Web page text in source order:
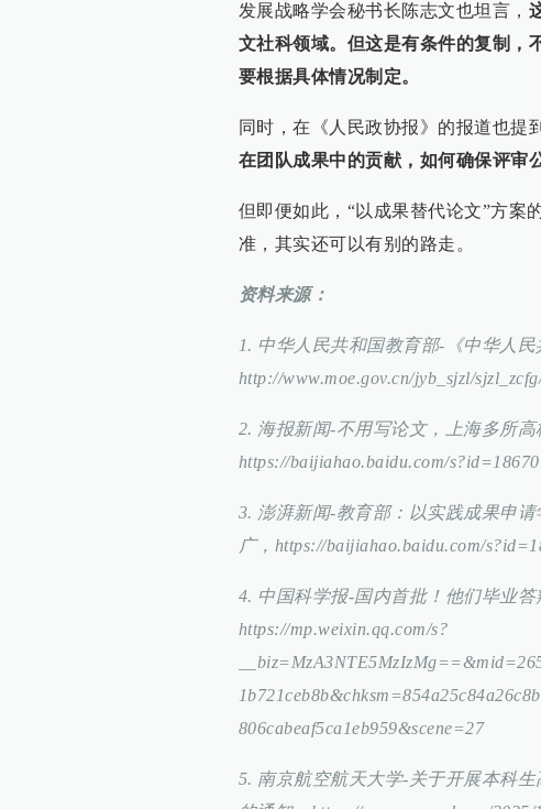
发展战略学会秘书长陈志文也坦言，
文社科领域。但这是有条件的复制，
要根据具体情况制定。
同时，在《人民政协报》的报道也提
在团队成果中的贡献，如何确保评审
但即便如此，“以成果替代论文”方案
准，其实还可以有别的路走。
资料来源：
1. 中华人民共和国教育部-《中华人民
http://www.moe.gov.cn/jyb_sjzl/
2. 海报新闻-不用写论文，上海多所
https://baijiahao.baidu.com/
3. 澎湃新闻-教育部：以实践成果申
广，https://baijiahao.baidu.com/
4. 中国科学报-国内首批！他们毕业
https://mp.weixin.qq.com/s?
806cabeaf5ca1eb959&scene=27
5. 南京航空航天大学-关于开展本科